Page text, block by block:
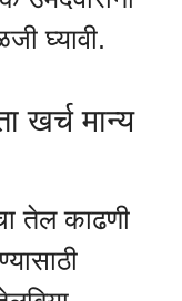
घ्यावी.
खर्च मान्य
तेल काढणी